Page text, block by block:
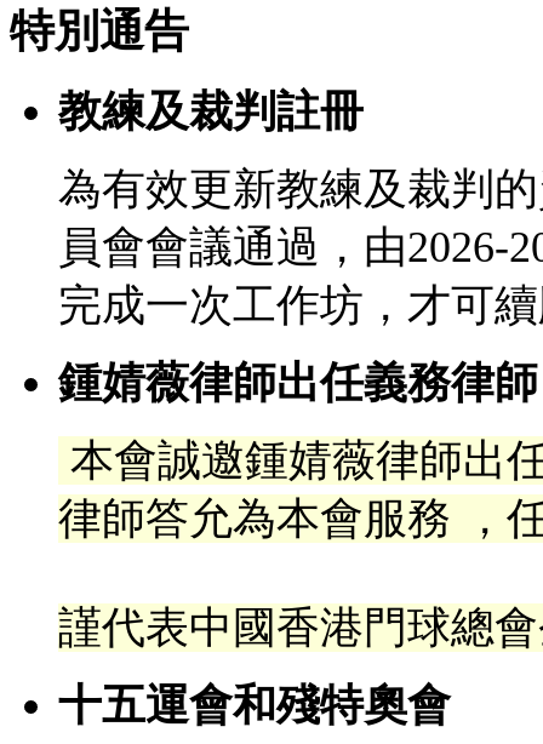
特別通告
教練及裁判註冊
為有效更新教練及裁判
員會會議通過，由2026-
完成一次工作坊，才可
鍾婧薇律師出任義務律師
本會誠邀鍾婧薇律師出
律師答允為本會服務 ，
謹代表中國香港門球總
十五運會和殘特奧會